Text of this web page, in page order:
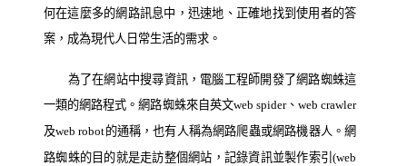
何在這麼多的網路訊息中，迅速地、正確地找到使用者的答
案，成為現代人日常生活的需求。
為了在網站中搜尋資訊，電腦工程師開發了網路蜘蛛這
一類的網路程式。網路蜘蛛來自英文web spider、 web crawler
及web robot的通稱，也有人稱為網路爬蟲或網路機器人。網
路蜘蛛的目的就是走訪整個網站，記錄資訊並製作索引(web